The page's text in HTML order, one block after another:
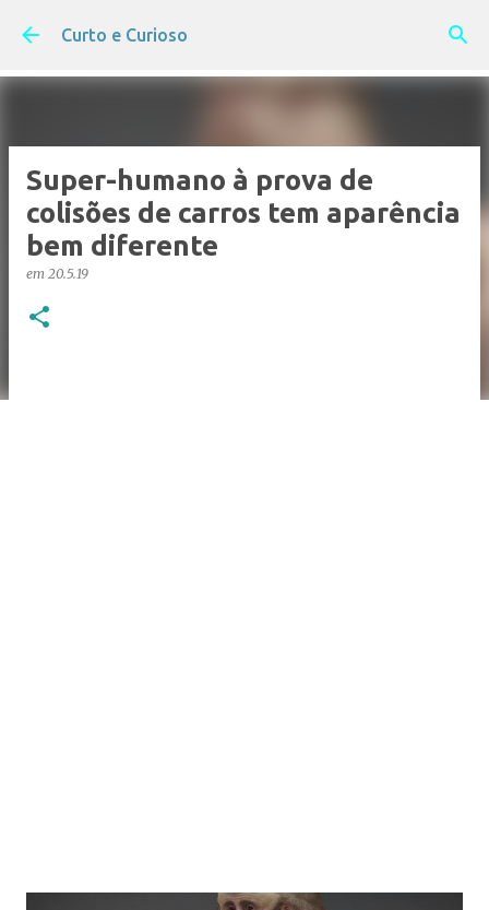
Pular para o conteúdo principal
Curto e Curioso
Super-humano à prova de
colisões de carros tem aparência
bem diferente
em 20.5.19